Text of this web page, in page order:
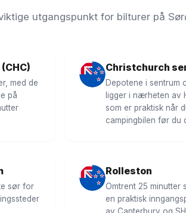
utgangspunkt for bilturer på
med de
på
Christchurch
Depotene i sentrum
ligger i nærheten av
som er praktisk når
campingbilen før du
sør for
Rolleston
Omtrent 25 minutter
en praktisk